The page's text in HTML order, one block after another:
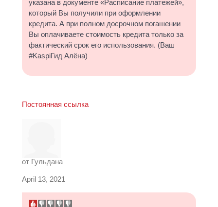
указана в документе «Расписание платежей»,
который Вы получили при оформлении
кредита. А при полном досрочном погашении
Вы оплачиваете стоимость кредита только за
фактический срок его использования. (Ваш
#KaspiГид Алёна)
Постоянная ссылка
от Гульдана
April 13, 2021